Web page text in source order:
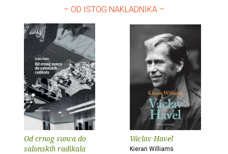
– OD ISTOG NAKLADNIKA –
Od crnog sunca do
salonskih radikala
Václav Havel
Kieran Williams